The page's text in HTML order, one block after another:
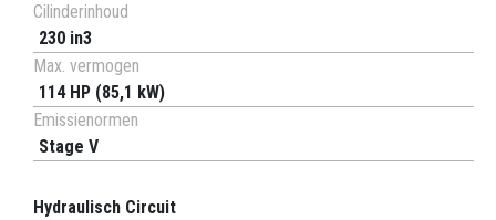
Cilinderinhoud
230 in3
Max. vermogen
114 HP (85,1 kW)
Emissienormen
Stage V
Hydraulisch Circuit